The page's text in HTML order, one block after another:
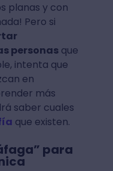
planas y con
Pero si
personasque
intenta que
en
más
saber cuales
que existen.
para